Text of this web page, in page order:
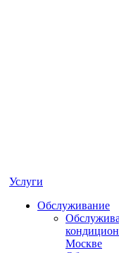
Услуги
Обслуживание
Москве